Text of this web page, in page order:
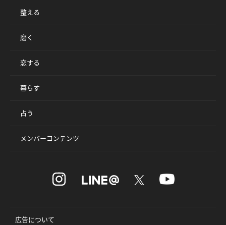
整える
磨く
恋する
暮らす
占う
メンバーコンテンツ
広告について